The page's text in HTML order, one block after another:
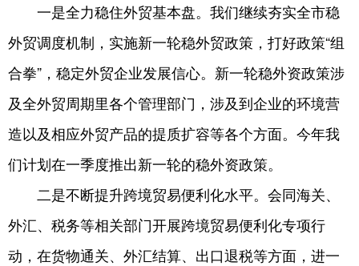
一是全力稳住外贸基本盘。我们继续夯实全市稳
外贸调度机制，实施新一轮稳外贸政策，打好政策“组
合拳”，稳定外贸企业发展信心。新一轮稳外资政策涉
及全外贸周期里各个管理部门，涉及到企业的环境营
造以及相应外贸产品的提质扩容等各个方面。今年我
们计划在一季度推出新一轮的稳外资政策。
二是不断提升跨境贸易便利化水平。会同海关、
外汇、税务等相关部门开展跨境贸易便利化专项行
动，在货物通关、外汇结算、出口退税等方面，进一